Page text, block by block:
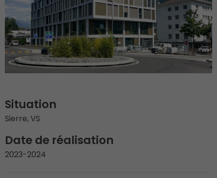
Situation
Sierre, VS
Date de réalisation
2023-2024